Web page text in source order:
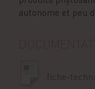
autonome et peu